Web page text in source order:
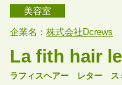
美容室
企業名： 株式会社Dcrews
La fith hair
ラフィスヘアー レター ス